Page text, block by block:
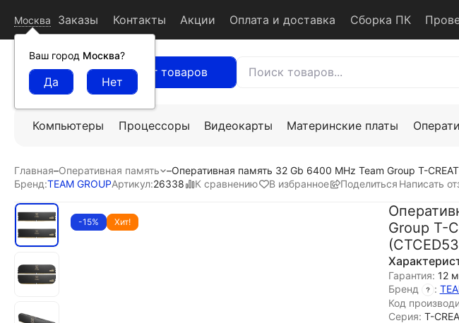
Москва
Ваш город Москва?
Заказы Контакты Акции Оплата и доставка Сборка ПК
Каталог товаров
Компьютеры Процессоры Видеокарты Материнские платы
Главная–Оперативная память –Оперативная память 32 Gb 6400 MHz Team Group T-
Бренд:TEAM GROUPАртикул:26338 К сравнению В избранное Поделиться Написать
-15% Хит!
Group T-
Гарантия: 12
Бренд
:
Код
Серия: T-